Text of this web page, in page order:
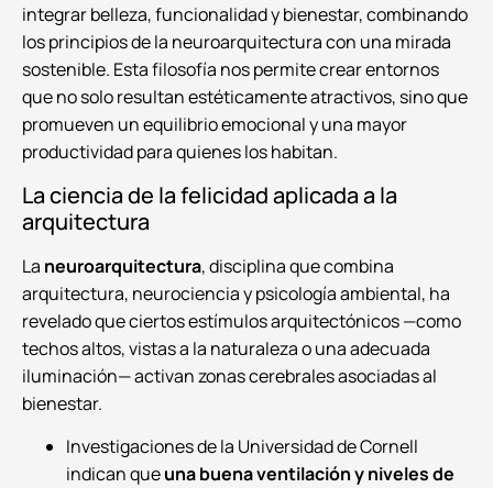
integrar belleza, funcionalidad y bienestar, combinando
los principios de la neuroarquitectura con una mirada
sostenible. Esta filosofía nos permite crear entornos
que no solo resultan estéticamente atractivos, sino que
promueven un equilibrio emocional y una mayor
productividad para quienes los habitan.
La ciencia de la felicidad aplicada a la
arquitectura
La neuroarquitectura, disciplina que combina
arquitectura, neurociencia y psicología ambiental, ha
revelado que ciertos estímulos arquitectónicos —como
techos altos, vistas a la naturaleza o una adecuada
iluminación— activan zonas cerebrales asociadas al
bienestar.
Investigaciones de la Universidad de Cornell
indican queuna buena ventilación y niveles de